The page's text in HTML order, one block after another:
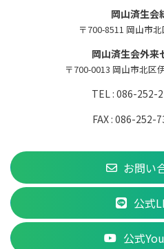
岡山済生会
〒700-8511 岡山市
岡山済生会外来
〒700-0013 岡山市北区
TEL : 086-252-
FAX : 086-252-
お問い
公式
公式